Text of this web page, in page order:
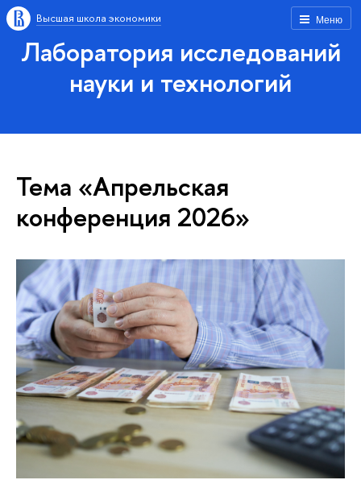
Меню
Высшая школа экономики
Лаборатория исследований
науки и технологий
Тема «Апрельская
конференция 2026»